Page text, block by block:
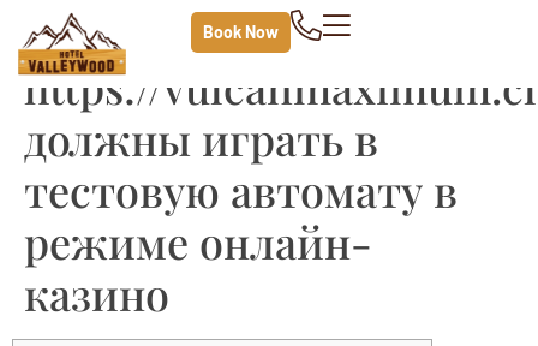
Book Now
Почему вы
https://
должны играть в
тестовую автомату в
режиме онлайн-
казино